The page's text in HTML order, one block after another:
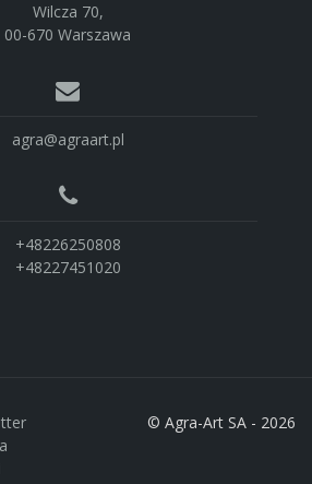
Wilcza 70,
00-670 Warszawa
agra@agraart.pl
+48226250808
+48227451020
© Agra-Art SA - 2026